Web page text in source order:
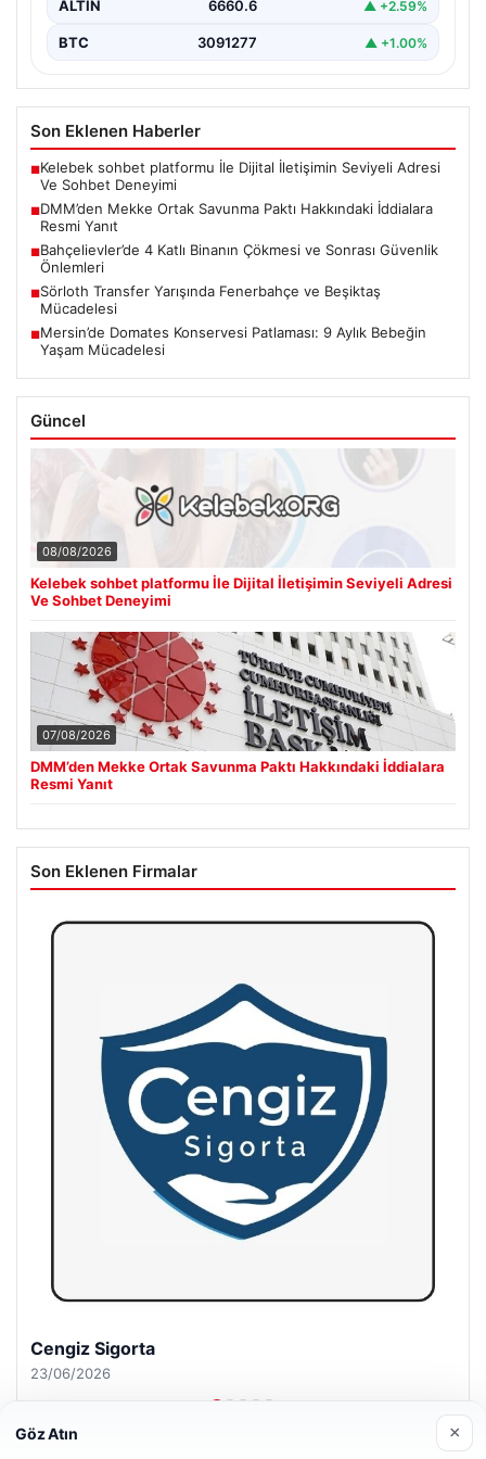
ALTIN 6660.6 ▲ +2.59%
BTC 3091277 ▲ +1.00%
Son Eklenen Haberler
■Kelebek sohbet platformu İle Dijital İletişimin Seviyeli Adresi
Ve Sohbet Deneyimi
■DMM’den Mekke Ortak Savunma Paktı Hakkındaki İddialara
Resmi Yanıt
■Bahçelievler’de 4 Katlı Binanın Çökmesi ve Sonrası Güvenlik
Önlemleri
■Sörloth Transfer Yarışında Fenerbahçe ve Beşiktaş
Mücadelesi
■Mersin’de Domates Konservesi Patlaması: 9 Aylık Bebeğin
Yaşam Mücadelesi
Güncel
08/08/2026
Kelebek sohbet platformu İle Dijital İletişimin Seviyeli Adresi
Ve Sohbet Deneyimi
07/08/2026
DMM’den Mekke Ortak Savunma Paktı Hakkındaki İddialara
Resmi Yanıt
Son Eklenen Firmalar
Hastaş Beton
26/05/2026
Göz Atın ×